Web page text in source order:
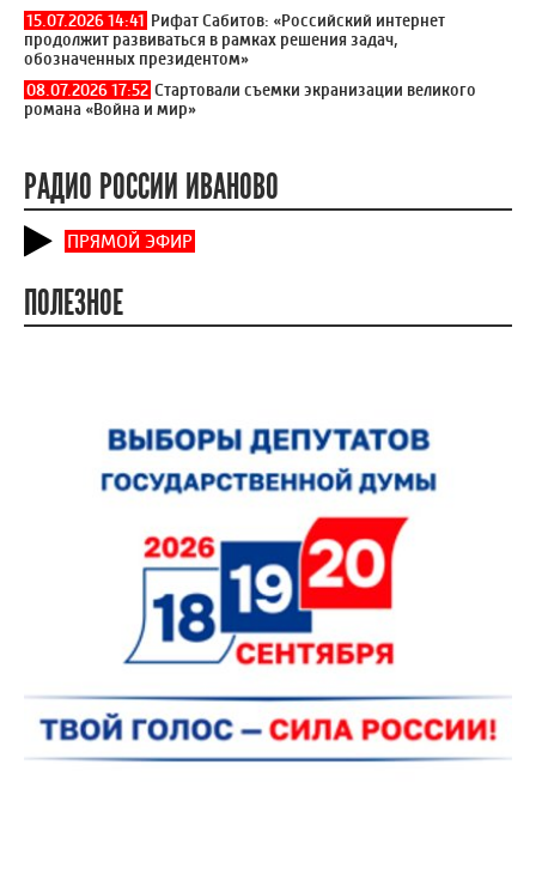
15.07.2026 14:41 Рифат Сабитов: «Российский интернет
продолжит развиваться в рамках решения задач,
обозначенных президентом»
08.07.2026 17:52 Стартовали съемки экранизации великого
романа «Война и мир»
РАДИО РОССИИ ИВАНОВО
ПРЯМОЙ ЭФИР
ПОЛЕЗНОЕ